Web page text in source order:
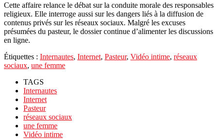
Cette affaire relance le débat sur la conduite morale des responsables
religieux. Elle interroge aussi sur les dangers liés à la diffusion de
contenus privés sur les réseaux sociaux. Malgré les excuses
présumées du pasteur, le dossier continue d’alimenter les discussions
en ligne.
Étiquettes : Internautes, Internet, Pasteur, Vidéo intime, réseaux
sociaux, une femme
TAGS
Internautes
Internet
Pasteur
réseaux sociaux
une femme
Vidéo intime